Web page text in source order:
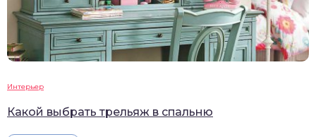
Интерьер
Какой выбрать трельяж в спальню